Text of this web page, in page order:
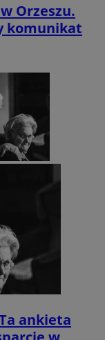
Orzeszu.
komunikat
ankieta